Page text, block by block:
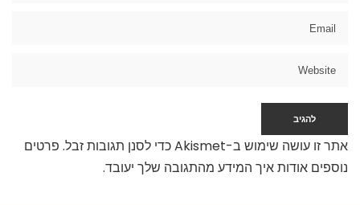
אתר זו עושה שימוש ב-Akismet כדי לסנן תגובות זבל.
פרטים
נוספים אודות איך המידע מהתגובה שלך יעובד.